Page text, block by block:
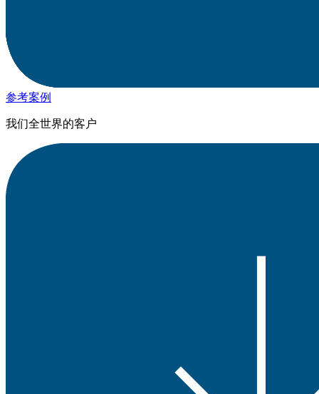
参考案例
我们全世界的客户